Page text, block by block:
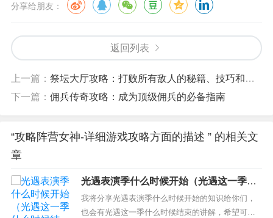
分享给朋友：
返回列表
上一篇： 祭坛大厅攻略：打败所有敌人的秘籍、技巧和策略
下一篇： 佣兵传奇攻略：成为顶级佣兵的必备指南
“攻略阵营女神-详细游戏攻略方面的描述 ” 的相关文
章
光遇表演季什么时候开始（光遇这一季什
么时候结束）
我将分享光遇表演季什么时候开始的知识给你们，
也会有光遇这一季什么时候结束的讲解，希望可以